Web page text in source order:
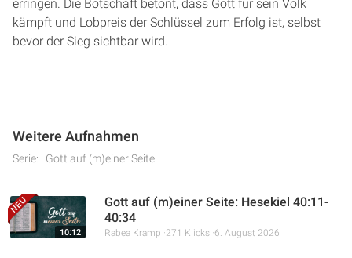
erringen. Die Botschaft betont, dass Gott für sein Volk
kämpft und Lobpreis der Schlüssel zum Erfolg ist, selbst
bevor der Sieg sichtbar wird.
Weitere Aufnahmen
Serie: Gott auf (m)einer Seite
10:12
Gott auf (m)einer Seite: Hesekiel 40:11-
40:34
Rabea Kramp 271 Klicks 6. August 2026